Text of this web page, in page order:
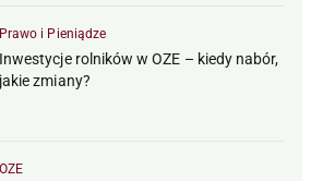
Prawo i Pieniądze
Inwestycje rolników w OZE – kiedy nabór,
jakie zmiany?
OZE